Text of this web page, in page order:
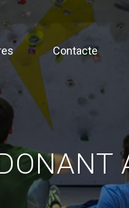
Contacte